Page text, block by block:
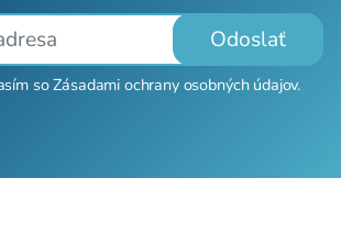
Odoslať
soZásadami ochrany osobných údajov.